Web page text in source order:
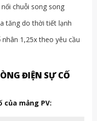
chuỗi song song
tăng do thời tiết lạnh
1,25x theo yêu cầu
ĐIỆN SỰ CỐ
mảng PV: